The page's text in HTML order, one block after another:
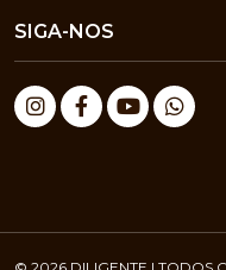
SIGA-NOS